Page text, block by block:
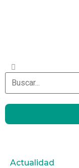
Actualidad